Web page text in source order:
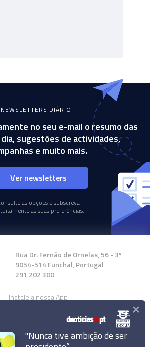
NEWSLETTERS DIÁRIO
no seu e-mail o resumo das
sugestões de actividades,
e muito mais.
Ver newsletters
as opções e subscreva
as suas preferências.
Rua Dr. Fernão de Ornelas, 56 - 3º
9054-514 Funchal, Portugal
291 202 300
Instale a nossa App
"Nunca tive ambição de ser
×